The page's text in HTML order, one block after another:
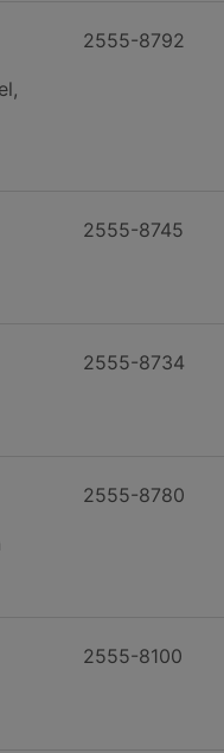
2555-8792
2555-8745
2555-8734
2555-8780
2555-8100